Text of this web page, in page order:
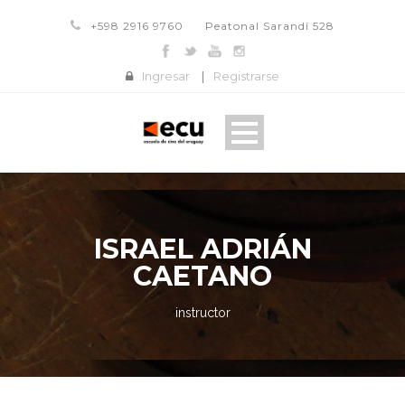
+598 2916 9760 Peatonal Sarandí 528
Ingresar | Registrarse
ISRAEL ADRIÁN
CAETANO
instructor